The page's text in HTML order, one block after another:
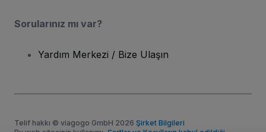
Sorularınız mı var?
Yardım Merkezi / Bize Ulaşın
Telif hakkı © viagogo GmbH 2026 Şirket Bilgileri